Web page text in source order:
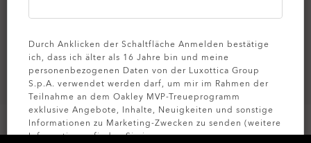
Durch Anklicken der Schaltfläche Anmelden bestätige
ich, dass ich älter als 16 Jahre bin und meine
personenbezogenen Daten von der Luxottica Group
S.p.A. verwendet werden darf, um mir im Rahmen der
Teilnahme an dem Oakley MVP-Treueprogramm
exklusive Angebote, Inhalte, Neuigkeiten und sonstige
Informationen zu Marketing-Zwecken zu senden (weitere
Informationen finden Sie in unserer